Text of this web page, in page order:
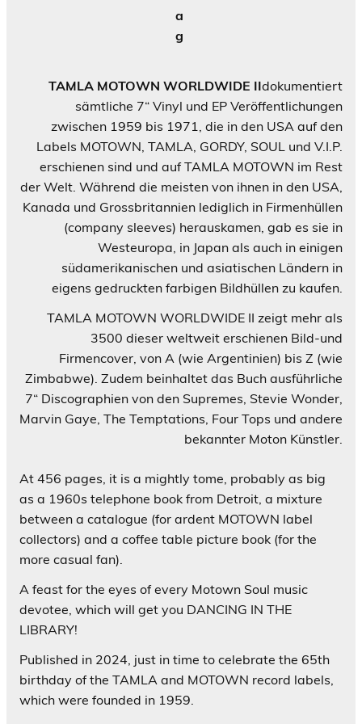
a
g
TAMLA MOTOWN WORLDWIDE IIdokumentiert
sämtliche 7“ Vinyl und EP Veröffentlichungen
zwischen 1959 bis 1971, die in den USA auf den
Labels MOTOWN, TAMLA, GORDY, SOUL und V.I.P.
erschienen sind und auf TAMLA MOTOWN im Rest
der Welt. Während die meisten von ihnen in den USA,
Kanada und Grossbritannien lediglich in Firmenhüllen
(company sleeves) herauskamen, gab es sie in
Westeuropa, in Japan als auch in einigen
südamerikanischen und asiatischen Ländern in
eigens gedruckten farbigen Bildhüllen zu kaufen.
TAMLA MOTOWN WORLDWIDE II zeigt mehr als
3500 dieser weltweit erschienen Bild-und
Firmencover, von A (wie Argentinien) bis Z (wie
Zimbabwe). Zudem beinhaltet das Buch ausführliche
7“ Discographien von den Supremes, Stevie Wonder,
Marvin Gaye, The Temptations, Four Tops und andere
bekannter Moton Künstler.
At 456 pages, it is a mightly tome, probably as big
as a 1960s telephone book from Detroit, a mixture
between a catalogue (for ardent MOTOWN label
collectors) and a coffee table picture book (for the
more casual fan).
A feast for the eyes of every Motown Soul music
devotee, which will get you DANCING IN THE
LIBRARY!
Published in 2024, just in time to celebrate the 65th
birthday of the TAMLA and MOTOWN record labels,
which were founded in 1959.